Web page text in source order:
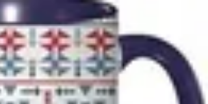
ThéâtreCritiques culturelles et artistiques